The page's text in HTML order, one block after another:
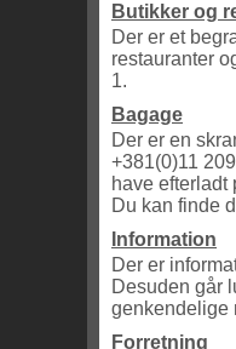
Butikker og
Der er et
restauranter
1.
Bagage
Der er en
+381(0)11
have efterladt
Du kan finde
Information
Der er
Desuden går
genkendelige
Forretning